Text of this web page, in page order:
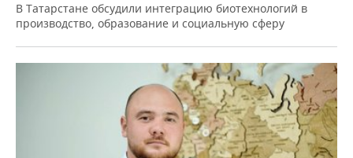
В Татарстане обсудили интеграцию биотехнологий в
производство, образование и социальную сферу